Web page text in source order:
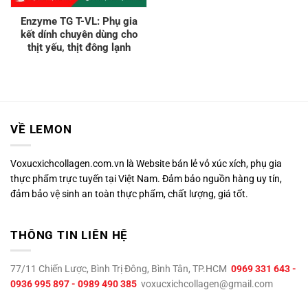
Enzyme TG T-VL: Phụ gia
kết dính chuyên dùng cho
thịt yếu, thịt đông lạnh
VỀ LEMON
Voxucxichcollagen.com.vn là Website bán lẻ vỏ xúc xích, phụ gia
thực phẩm trực tuyến tại Việt Nam. Đảm bảo nguồn hàng uy tín,
đảm bảo vệ sinh an toàn thực phẩm, chất lượng, giá tốt.
THÔNG TIN LIÊN HỆ
77/11 Chiến Lược, Bình Trị Đông, Bình Tân, TP.HCM 0969 331 643 -
0936 995 897 - 0989 490 385 voxucxichcollagen@gmail.com